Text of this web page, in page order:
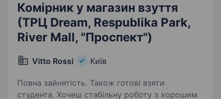
Комірник у магазин взуття
(ТРЦ Dream, Respublika Park,
River Mall, "Проспект")
Vitto Rossi Київ
Повна зайнятість. Також готові взяти
студента. Хочеш стабільну роботу з хорошим